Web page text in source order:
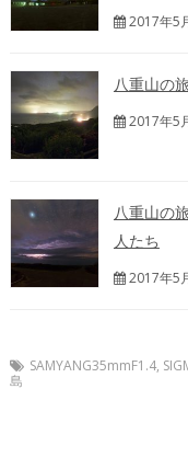
2017年5
八重山の
2017年5
八重山の
人たち
2017年5
SAMYANG35mmF1.4,
島